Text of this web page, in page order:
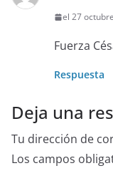
el 27
Fuerza
Respuesta
Deja una
Tu dirección de
Los campos